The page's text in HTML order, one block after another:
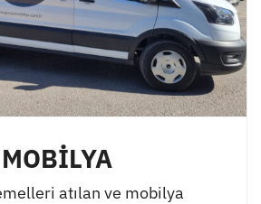
atılan ve mobilya